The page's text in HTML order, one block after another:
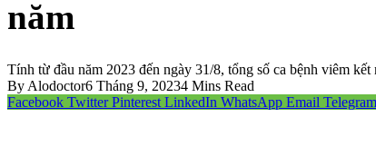
năm
Tính từ đầu năm 2023 đến ngày 31/8, tổng số ca bệnh viêm
By Alodoctor6 Tháng 9, 20234 Mins Read
Facebook Twitter Pinterest LinkedIn WhatsApp Email Telegram